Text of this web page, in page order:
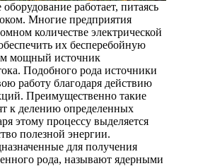
работает, питаясь
Многие предприятия
количестве электрической
их бесперебойную
мощный источник
Подобного рода источники
работу благодаря действию
Преимущественно такие
к делению определенных
этому процессу выделяется
полезной энергии.
для получения
рода, называют ядерными